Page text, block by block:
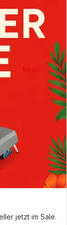
jetzt im Sale.